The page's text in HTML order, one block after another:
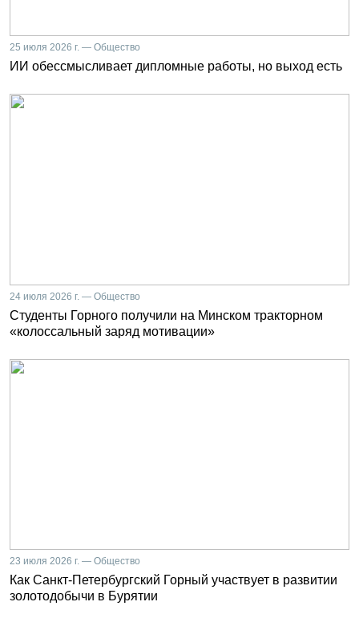
25 июля 2026 г. — Общество
ИИ обессмысливает дипломные работы, но выход есть
24 июля 2026 г. — Общество
Студенты Горного получили на Минском тракторном
«колоссальный заряд мотивации»
23 июля 2026 г. — Общество
Как Санкт-Петербургский Горный участвует в развитии
золотодобычи в Бурятии